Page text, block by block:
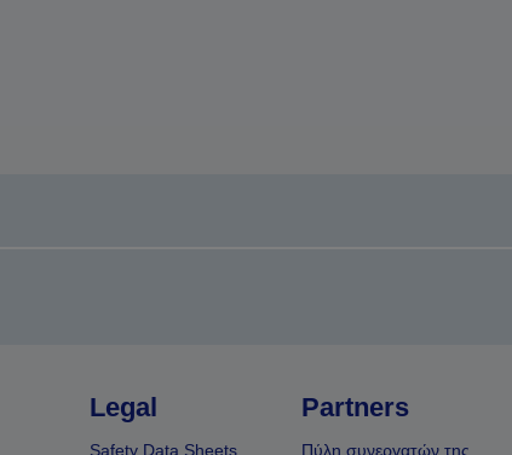
Legal
Safety Data Sheets
Partners
Πύλη συνεργατών της